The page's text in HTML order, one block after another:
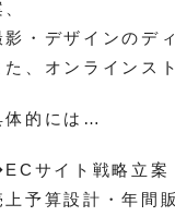
影・デザインのデ
た、オンラインス
体的には…
サイト戦略立案
上予算設計・年間